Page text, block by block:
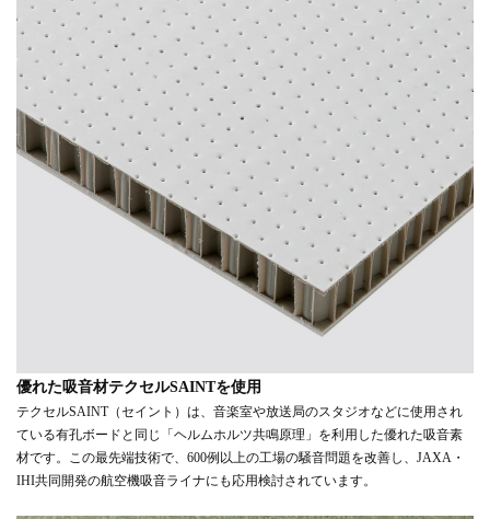
優れた吸音材テクセルSAINTを使用
テクセルSAINT（セイント）は、音楽室や放送局のスタジオなどに使用され
ている有孔ボードと同じ「ヘルムホルツ共鳴原理」を利用した優れた吸音素
材です。この最先端技術で、600例以上の工場の騒音問題を改善し、JAXA・
IHI共同開発の航空機吸音ライナにも応用検討されています。